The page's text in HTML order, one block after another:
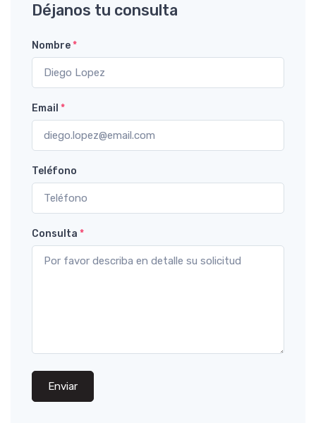
Déjanos tu consulta
Nombre*
Email *
Teléfono
Consulta *
Enviar